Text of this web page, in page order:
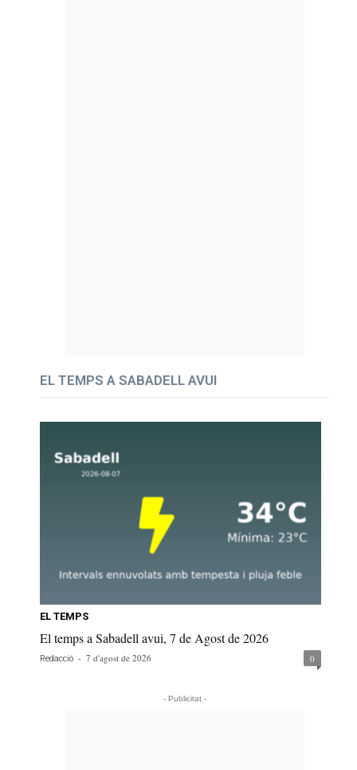
EL TEMPS A SABADELL AVUI
EL TEMPS
El temps a Sabadell avui, 7 de Agost de 2026
Redacció - 7 d'agost de 2026 0
- Publicitat -